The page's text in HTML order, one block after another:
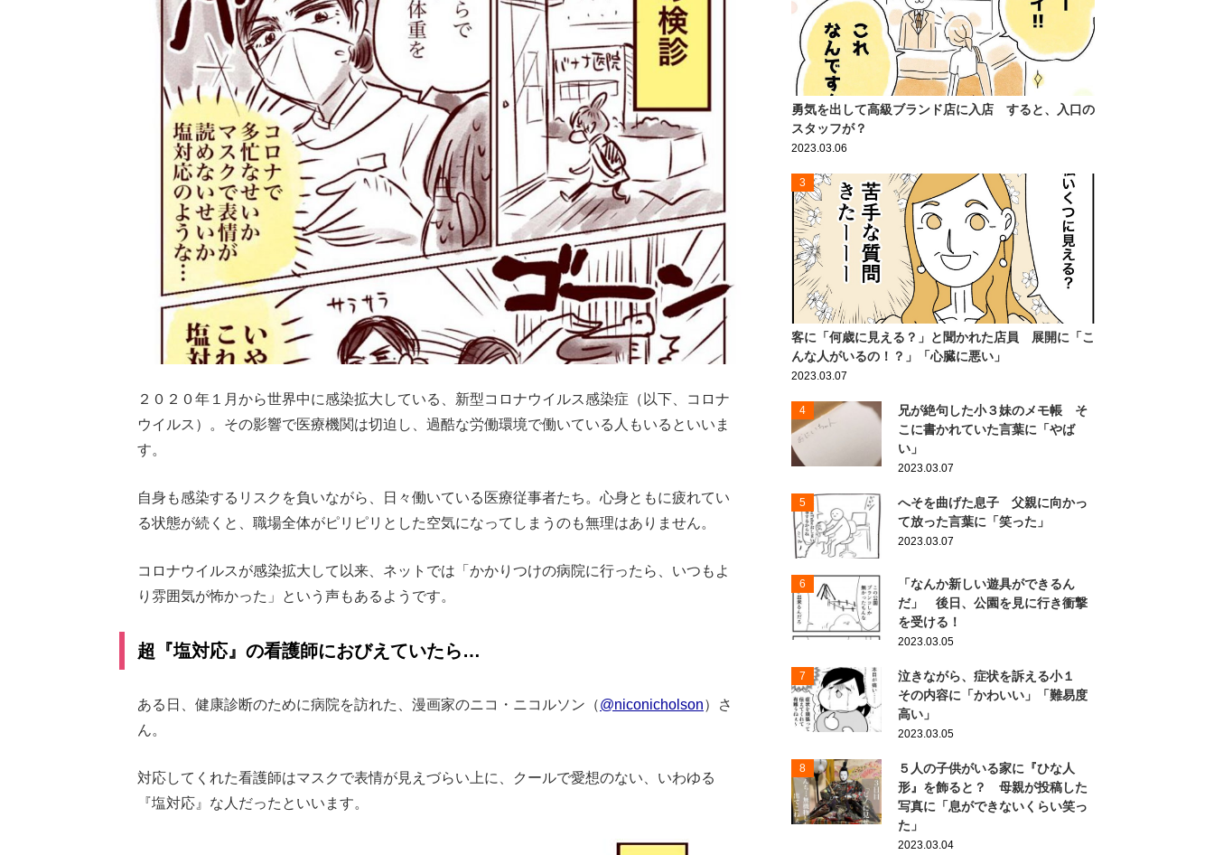
２０２０年１月から世界中に感染拡大している、新型コロナウイルス感染症（以下、コロナ
ウイルス）。その影響で医療機関は切迫し、過酷な労働環境で働いている人もいるといいま
す。
自身も感染するリスクを負いながら、日々働いている医療従事者たち。心身ともに疲れてい
る状態が続くと、職場全体がピリピリとした空気になってしまうのも無理はありません。
コロナウイルスが感染拡大して以来、ネットでは「かかりつけの病院に行ったら、いつもよ
り雰囲気が怖かった」という声もあるようです。
超『塩対応』の看護師におびえていたら…
ある日、健康診断のために病院を訪れた、漫画家のニコ・ニコルソン（@niconicholson）さ
ん。
対応してくれた看護師はマスクで表情が見えづらい上に、クールで愛想のない、いわゆる
『塩対応』な人だったといいます。
勇気を出して高級ブランド店に入店 すると、入口の
スタッフが？
2023.03.06
3
客に「何歳に見える？」と聞かれた店員 展開に「こ
んな人がいるの！？」「心臓に悪い」
2023.03.07
4
兄が絶句した小３妹のメモ帳 そ
こに書かれていた言葉に「やば
い」
2023.03.07
5
へそを曲げた息子 父親に向かっ
て放った言葉に「笑った」
2023.03.07
6
「なんか新しい遊具ができるん
だ」 後日、公園を見に行き衝撃
を受ける！
2023.03.05
7
泣きながら、症状を訴える小１
その内容に「かわいい」「難易度
高い」
2023.03.05
8
５人の子供がいる家に『ひな人
形』を飾ると？ 母親が投稿した
写真に「息ができないくらい笑っ
た」
2023.03.04